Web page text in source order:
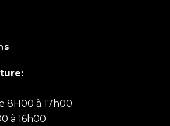
8H00 à 17h00
à 16h00